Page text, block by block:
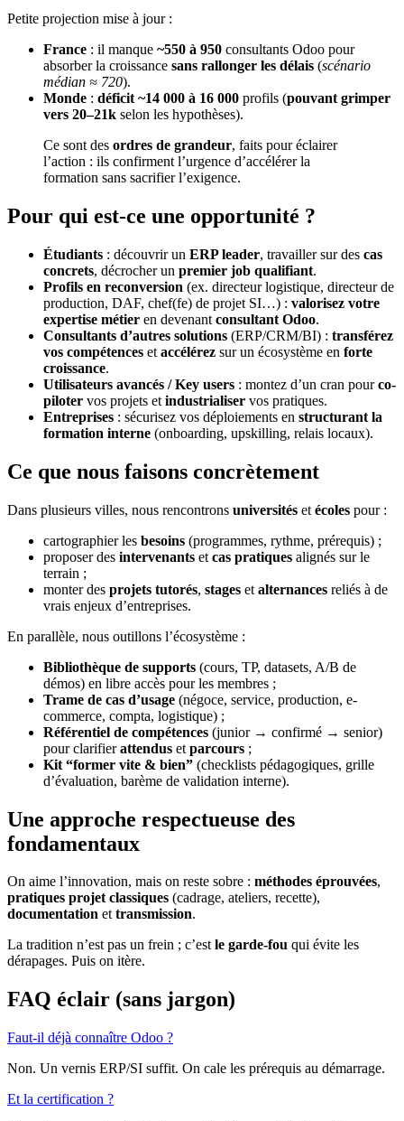
Petite projection mise à jour :
France : il manque ~550 à 950 consultants Odoo pour
absorber la croissance sans rallonger les délais (scénario
médian ≈ 720).
Monde : déficit ~14 000 à 16 000 profils (pouvant grimper
vers 20–21k selon les hypothèses).
Ce sont des ordres de grandeur, faits pour éclairer
l’action : ils confirment l’urgence d’accélérer la
formation sans sacrifier l’exigence.
Pour qui est-ce une opportunité ?
Étudiants : découvrir un ERP leader, travailler sur des cas
concrets, décrocher un premier job qualifiant.
Profils en reconversion (ex. directeur logistique, directeur de
production, DAF, chef(fe) de projet SI…) : valorisez votre
expertise métier en devenant consultant Odoo.
Consultants d’autres solutions (ERP/CRM/BI) : transférez
vos compétences et accélérez sur un écosystème en forte
croissance.
Utilisateurs avancés / Key users : montez d’un cran pourco-
piloter vos projets et industrialiser vos pratiques.
Entreprises : sécurisez vos déploiements en structurant la
formation interne (onboarding, upskilling, relais locaux).
Ce que nous faisons concrètement
Dans plusieurs villes, nous rencontrons universités et écoles pour :
cartographier les besoins (programmes, rythme, prérequis) ;
proposer des intervenants et cas pratiques alignés sur le
terrain ;
monter des projets tutorés, stages et alternances reliés à de
vrais enjeux d’entreprises.
En parallèle, nous outillons l’écosystème :
Bibliothèque de supports (cours, TP, datasets, A/B de
démos) en libre accès pour les membres ;
Trame de cas d’usage (négoce, service, production, e-
commerce, compta, logistique) ;
Référentiel de compétences (junior → confirmé → senior)
pour clarifierattendus et parcours ;
Kit “former vite & bien” (checklists pédagogiques, grille
d’évaluation, barème de validation interne).
Une approche respectueuse des
fondamentaux
On aime l’innovation, mais on reste sobre : méthodes éprouvées,
pratiques projet classiques (cadrage, ateliers, recette),
documentation ettransmission.
La tradition n’est pas un frein ; c’estle garde-fou qui évite les
dérapages. Puis on itère.
FAQ éclair (sans jargon)
Faut-il déjà connaître Odoo ?
Non. Un vernis ERP/SI suffit. On cale les prérequis au démarrage.
Et la certification ?